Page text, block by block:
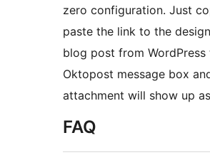
zero configuration. Just
paste the link to the
blog post from WordPress
Oktopost message box
attachment will show up
FAQ